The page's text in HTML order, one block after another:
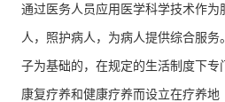
通过医务人员应用医学科学技术作
人，照护病人，为病人提供综合服
子为基础的，在规定的生活制度下专
康复疗养和健康疗养而设立在疗养